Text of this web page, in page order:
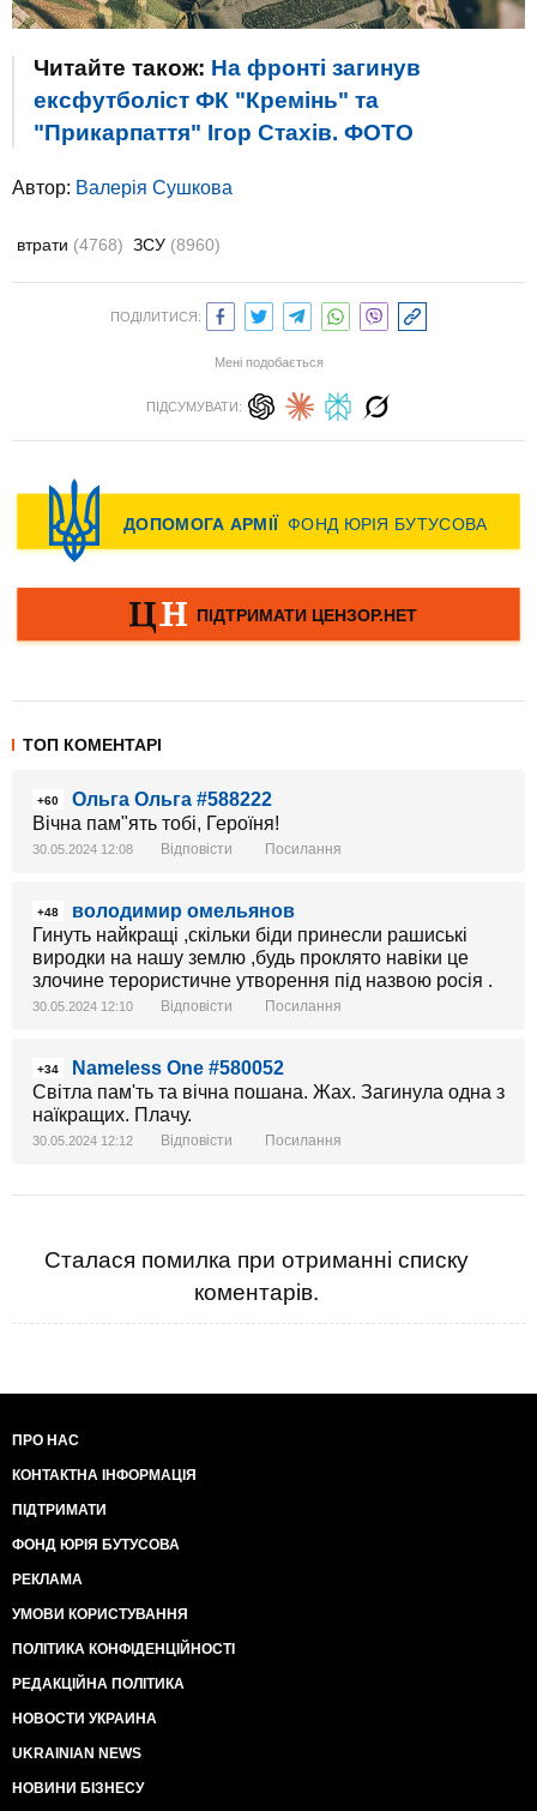
Читайте також: На фронті загинув
ексфутболіст ФК "Кремінь" та
"Прикарпаття" Ігор Стахів. ФОТО
Автор: Валерiя Сушкова
втрати (4768) ЗСУ (8960)
ПОДІЛИТИСЯ:
Мені подобається
ПІДСУМУВАТИ:
ТОП КОМЕНТАРІ
+60
Ольга Ольга #588222
Вічна пам"ять тобі, Героїня!
30.05.2024 12:08 Відповісти Посилання
+48
володимир омельянов
Гинуть найкращі ,скільки біди принесли рашиські
виродки на нашу землю ,будь проклято навіки це
злочине терористичне утворення під назвою росія .
30.05.2024 12:10 Відповісти Посилання
+34
Nameless One #580052
Світла пам'ть та вічна пошана. Жах. Загинула одна з
наїкращих. Плачу.
30.05.2024 12:12 Відповісти Посилання
Сталася помилка при отриманні списку
коментарів.
ПРО НАС
КОНТАКТНА ІНФОРМАЦІЯ
ПІДТРИМАТИ
ФОНД ЮРІЯ БУТУСОВА
РЕКЛАМА
УМОВИ КОРИСТУВАННЯ
ПОЛІТИКА КОНФІДЕНЦІЙНОСТІ
РЕДАКЦІЙНА ПОЛІТИКА
НОВОСТИ УКРАИНА
UKRAINIAN NEWS
НОВИНИ БІЗНЕСУ